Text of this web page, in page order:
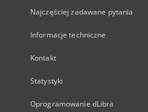
Najczęściej zadawane pytania
Informacje techniczne
Kontakt
Statystyki
Oprogramowanie dLibra